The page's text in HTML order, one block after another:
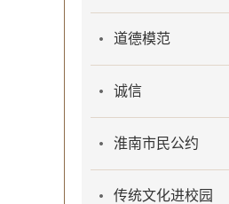
道德模范
诚信
淮南市民公约
传统文化进校园